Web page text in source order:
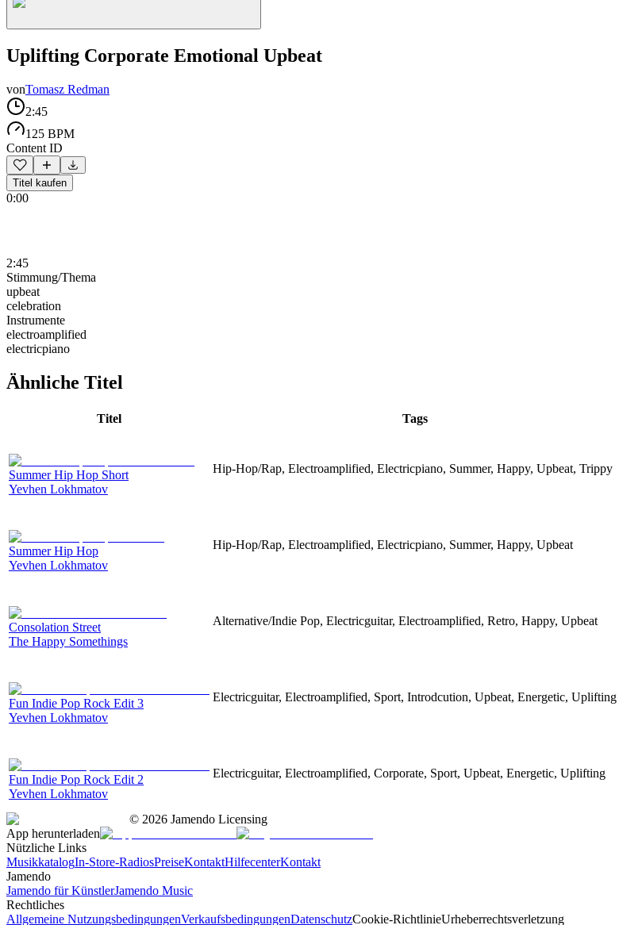
Uplifting Corporate Emotional Upbeat
vonTomasz Redman
2:45
125 BPM
Content ID
Titel kaufen
0:00
2:45
Stimmung/Thema
upbeat
celebration
Instrumente
electroamplified
electricpiano
Ähnliche Titel
Titel Tags
Summer Hip Hop Short
Yevhen Lokhmatov
Hip-Hop/Rap, Electroamplified, Electricpiano, Summer, Happy, Upbeat, Trippy
Summer Hip Hop
Yevhen Lokhmatov
Hip-Hop/Rap, Electroamplified, Electricpiano, Summer, Happy, Upbeat
Consolation Street
The Happy Somethings
Alternative/Indie Pop, Electricguitar, Electroamplified, Retro, Happy, Upbeat
Fun Indie Pop Rock Edit 3
Yevhen Lokhmatov
Electricguitar, Electroamplified, Sport, Introdcution, Upbeat, Energetic, Uplifting
Fun Indie Pop Rock Edit 2
Yevhen Lokhmatov
Electricguitar, Electroamplified, Corporate, Sport, Upbeat, Energetic, Uplifting
© 2026 Jamendo Licensing
App herunterladen
Nützliche Links
MusikkatalogIn-Store-RadiosPreiseKontaktHilfecenterKontakt
Jamendo
Jamendo für KünstlerJamendo Music
Rechtliches
Allgemeine NutzungsbedingungenVerkaufsbedingungenDatenschutzCookie-RichtlinieUrheberrechtsverletzung